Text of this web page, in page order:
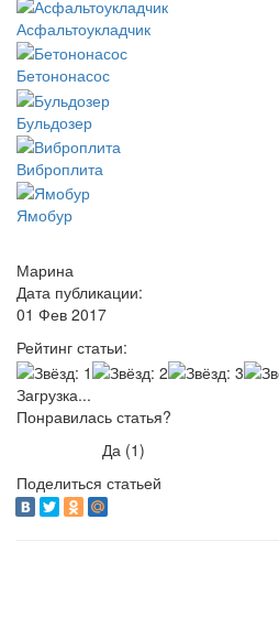
Асфальтоукладчик
Бетононасос
Бульдозер
Виброплита
Ямобур
Марина
Дата публикации:
01 Фев 2017
Рейтинг статьи:
Загрузка...
Понравилась статья?
Да (1)
Поделиться статьей